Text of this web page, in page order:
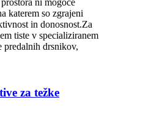
ni mogoče
katerem so zgrajeni
in donosnost.Za
tiste v specializiranem
predalnih drsnikov,
za težke